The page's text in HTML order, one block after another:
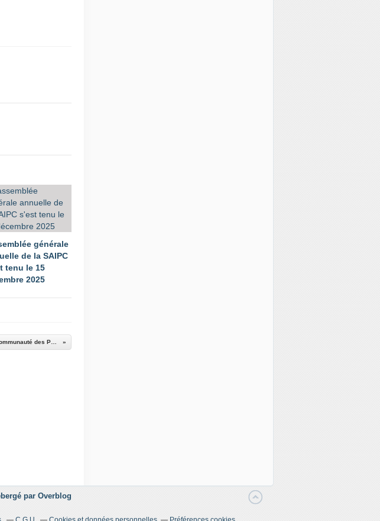
générale
de la SAIPC
tenu le 15
2025
la SAIPC a besoin de vous pour renforcer ses aides au service de la communauté des Ponts
par Overblog